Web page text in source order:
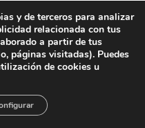
y de terceros para analizar
relacionada con tus
a partir de tus
páginas visitadas). Puedes
de cookies u